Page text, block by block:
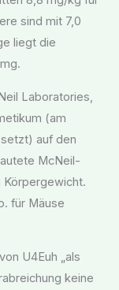
sind mit 7,0
liegt die
Laboratories,
(am
​​auf den
McNeil-
Körpergewicht.
für Mäuse
U4Euh „als
keine